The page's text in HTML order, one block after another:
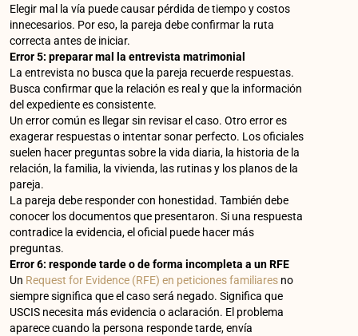
Elegir mal la vía puede causar pérdida de tiempo y costos
innecesarios. Por eso, la pareja debe confirmar la ruta
correcta antes de iniciar.
Error 5: preparar mal la entrevista matrimonial
La entrevista no busca que la pareja recuerde respuestas.
Busca confirmar que la relación es real y que la información
del expediente es consistente.
Un error común es llegar sin revisar el caso. Otro error es
exagerar respuestas o intentar sonar perfecto. Los oficiales
suelen hacer preguntas sobre la vida diaria, la historia de la
relación, la familia, la vivienda, las rutinas y los planos de la
pareja.
La pareja debe responder con honestidad. También debe
conocer los documentos que presentaron. Si una respuesta
contradice la evidencia, el oficial puede hacer más
preguntas.
Error 6: responde tarde o de forma incompleta a un RFE
Un Request for Evidence (RFE) en peticiones familiares no
siempre significa que el caso será negado. Significa que
USCIS necesita más evidencia o aclaración. El problema
aparece cuando la persona responde tarde, envía